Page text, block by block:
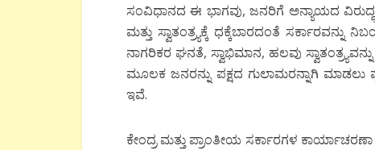
ಸಂವಿಧಾನದ ಈ ಭಾಗವು, ಜನರಿಗೆ ಅನ್ಯಾಯದ ವಿರುದ್ಧ
ಮತ್ತು ಸ್ವಾತಂತ್ರ್ಯಕ್ಕೆ ಧಕ್ಕೆಬಾರದಂತೆ
ನಾಗರಿಕರ ಘನತೆ, ಸ್ವಾಭಿಮಾನ, ಹಲವು
ಮೂಲಕ ಜನರನ್ನು ಪಕ್ಷದ ಗುಲಾಮರನ್ನಾಗಿ
ಇವೆ.
ಕೇಂದ್ರ ಮತ್ತು ಪ್ರಾಂತೀಯ ಸರ್ಕಾರಗಳ